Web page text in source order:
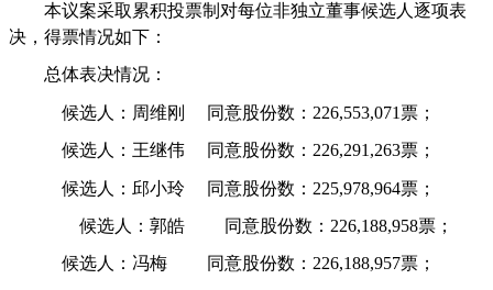
本议案采取累积投票制对每位非独立董事候选人逐项表
决，得票情况如下：
总体表决情况：
候选人：周维刚 同意股份数： 226,553,071 票；
候选人：王继伟 同意股份数： 226,291,263票；
候选人：邱小玲 同意股份数： 225,978,964票；
候选人：郭皓 同意股份数： 226,188,958票；
候选人：冯梅 同意股份数： 226,188,957票；